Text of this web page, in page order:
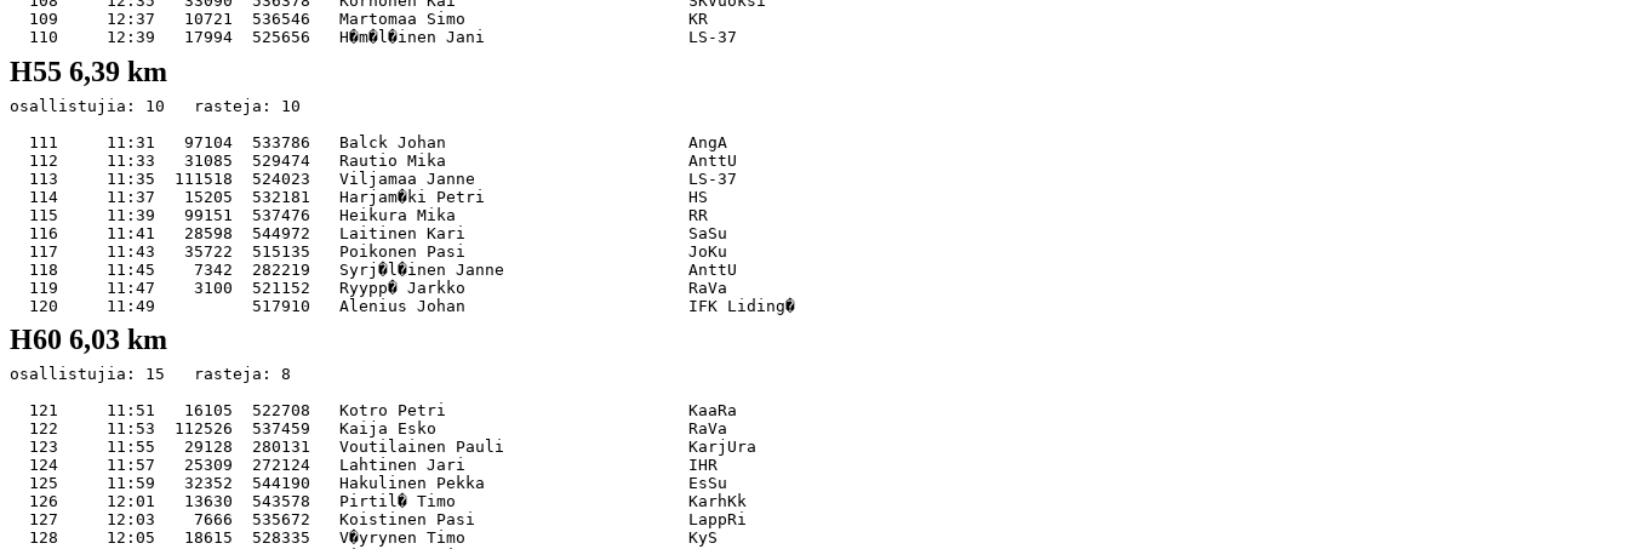
  109     12:37   10721  536546   Martomaa Simo                       KR
H55 6,39 km
osallistujia: 10   rasteja: 10
  111     11:31   97104  533786   Balck Johan                         AngA
  112     11:33   31085  529474   Rautio Mika                         AnttU
  113     11:35  111518  524023   Viljamaa Janne                      LS-37
  114     11:37   15205  532181   Harjam�ki Petri                     HS
  115     11:39   99151  537476   Heikura Mika                        RR
  116     11:41   28598  544972   Laitinen Kari                       SaSu
  117     11:43   35722  515135   Poikonen Pasi                       JoKu
  118     11:45    7342  282219   Syrj�l�inen Janne                   AnttU
  119     11:47    3100  521152   Ryypp� Jarkko                       RaVa
H60 6,03 km
osallistujia: 15   rasteja: 8
  121     11:51   16105  522708   Kotro Petri                         KaaRa
  122     11:53  112526  537459   Kaija Esko                          RaVa
  123     11:55   29128  280131   Voutilainen Pauli                   KarjUra
  124     11:57   25309  272124   Lahtinen Jari                       IHR
  125     11:59   32352  544190   Hakulinen Pekka                     EsSu
  126     12:01   13630  543578   Pirtil� Timo                        KarhKk
  127     12:03    7666  535672   Koistinen Pasi                      LappRi
  128     12:05   18615  528335   V�yrynen Timo                       KyS